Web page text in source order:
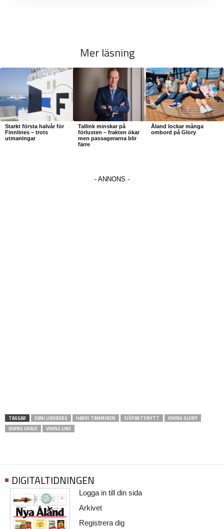
Mer läsning
Starkt första halvår för
Finnlines – trots
utmaningar
Tallink minskar på
förlusten – frakten ökar
men passagerarna blir
färre
Åland lockar många
ombord på Glory
TAGGAR DANI LINDBERG HARRI TAMMINEN SJÖFARTSNYTT
VIKING GLORY
VIKING GRACE
VIKING LINE
DIGITALTIDNINGEN
Logga in till din sida
Arkivet
Registrera dig